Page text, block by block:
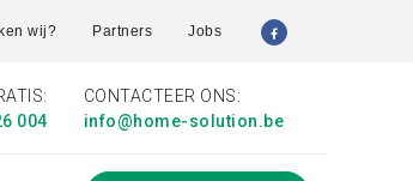
wij? Partners Jobs
004
CONTACTEER ONS:
info@home-solution.be